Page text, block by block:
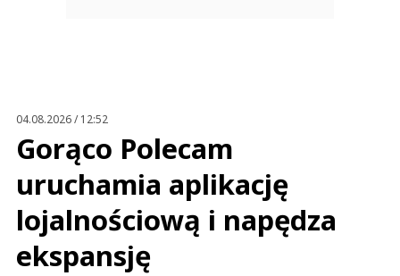
04.08.2026 / 12:52
Gorąco Polecam
uruchamia aplikację
lojalnościową i napędza
ekspansję